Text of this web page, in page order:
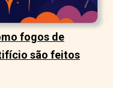
fogos de
são feitos